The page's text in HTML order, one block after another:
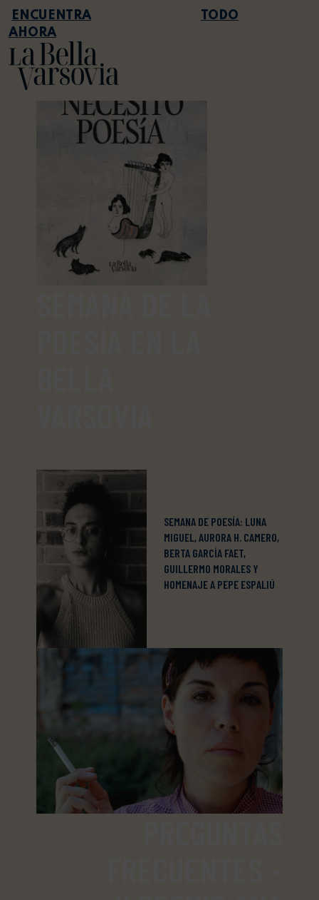
TODO
AHORA
SEMANA DE POESÍA: LUNA
MIGUEL, AURORA H. CAMERO,
BERTA GARCÍA FAET,
GUILLERMO MORALES Y
HOMENAJE A PEPE ESPALIÚ